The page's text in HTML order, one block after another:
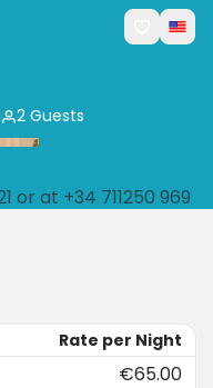
2 Guests
or at +34 711250 969
Rate per Night
€65.00